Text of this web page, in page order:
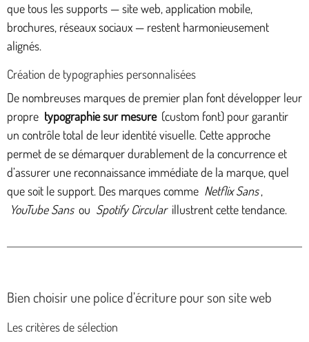
que tous les supports — site web, application mobile,
brochures, réseaux sociaux — restent harmonieusement
alignés.
Création de typographies personnalisées
De nombreuses marques de premier plan font développer leur
propre typographie sur mesure (custom font) pour garantir
un contrôle total de leur identité visuelle. Cette approche
permet de se démarquer durablement de la concurrence et
d’assurer une reconnaissance immédiate de la marque, quel
que soit le support. Des marques comme Netflix Sans ,
YouTube Sans ou Spotify Circular illustrent cette tendance.
Bien choisir une police d’écriture pour son site web
Les critères de sélection